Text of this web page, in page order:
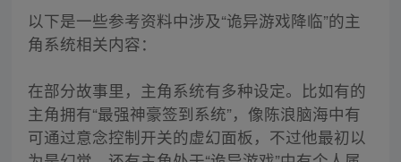
以下是一些参考资料中涉及“诡异游戏降临”的主
角系统相关内容：
在部分故事里，主角系统有多种设定。比如有的
主角拥有“最强神豪签到系统”，像陈浪脑海中有
可通过意念控制开关的虚幻面板，不过他最初以